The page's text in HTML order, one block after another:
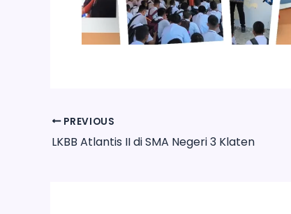
PREVIOUS
LKBB Atlantis II di SMA Negeri 3 Klaten